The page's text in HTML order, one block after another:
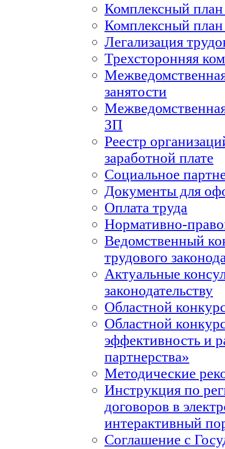
Комплексный
Комплексный
Легализация
Трехсторонняя
занятости
ЗП
Реестр
заработной плате
Социальное
Документы для
Оплата труда
Нормативно-
Ведомственный
трудового
Актуальные
законодательству
Областной
Областной
эффективность и
партнерства»
Методические
Инструкция по
договоров в
интерактивный
Соглашение с